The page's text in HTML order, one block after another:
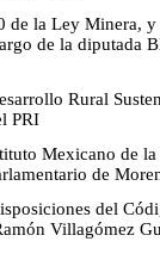
de la Ley Minera,
de la diputada
Rural
PRI
Mexicano de
de
del
Villagómez